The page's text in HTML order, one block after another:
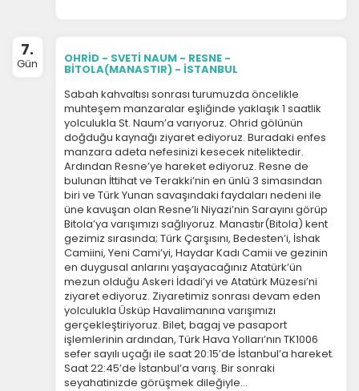
7.
Gün OHRİD - SVETİ NAUM - RESNE -
BİTOLA(MANASTIR) - İSTANBUL
Sabah kahvaltısı sonrası turumuzda öncelikle
muhteşem manzaralar eşliğinde yaklaşık 1 saatlik
yolculukla St. Naum’a varıyoruz. Ohrid gölünün
doğduğu kaynağı ziyaret ediyoruz. Buradaki enfes
manzara adeta nefesinizi kesecek niteliktedir.
Ardından Resne’ye hareket ediyoruz. Resne de
bulunan İttihat ve Terakki’nin en ünlü 3 simasından
biri ve Türk Yunan savaşındaki faydaları nedeni ile
üne kavuşan olan Resne’li Niyazi’nin Sarayını görüp
Bitola’ya varışımızı sağlıyoruz. Manastır(Bitola) kent
gezimiz sırasında; Türk Çarşısını, Bedesten’i, İshak
Camiini, Yeni Cami’yi, Haydar Kadı Camii ve gezinin
en duygusal anlarını yaşayacağınız Atatürk’ün
mezun olduğu Askeri İdadi’yi ve Atatürk Müzesi’ni
ziyaret ediyoruz. Ziyaretimiz sonrası devam eden
yolculukla Üsküp Havalimanına varışımızı
gerçekleştiriyoruz. Bilet, bagaj ve pasaport
işlemlerinin ardından, Türk Hava Yolları’nın TK1006
sefer sayılı uçağı ile saat 20:15’de İstanbul’a hareket.
Saat 22:45’de İstanbul’a varış. Bir sonraki
seyahatinizde görüşmek dileğiyle…